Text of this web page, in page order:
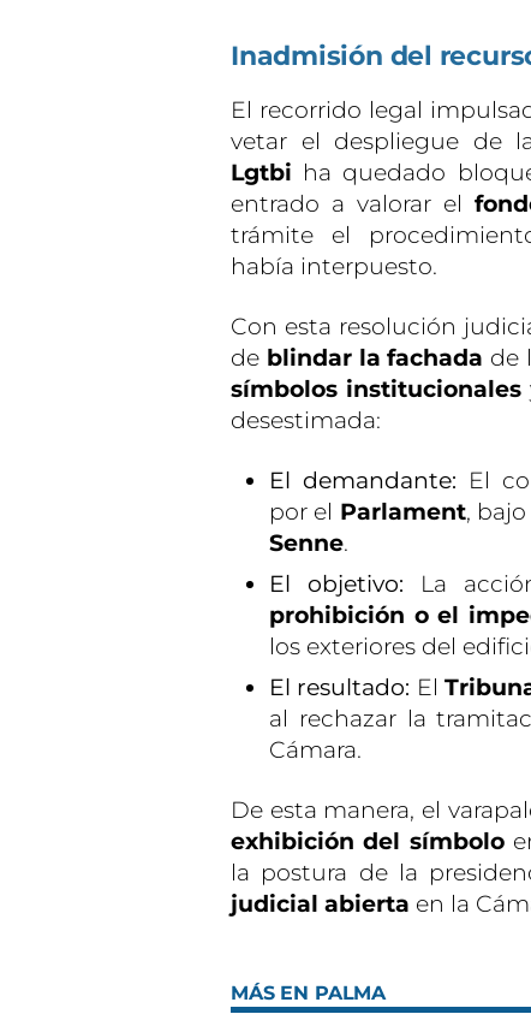
Inadmisión del
El recorrido legal
vetar el despliegue de
Lgtbi ha quedado
entrado a valorar el
trámite el
había interpuesto.
Con esta resolución
de blindar la fachada de
símbolos institucionales
desestimada:
El demandante: El
por el Parlament,
Senne.
El objetivo: La
prohibición o el
los exteriores del
El resultado: El
al rechazar la
Cámara.
De esta manera, el
exhibición del símbolo
la postura de la
judicial abierta en la
MÁS EN PALMA